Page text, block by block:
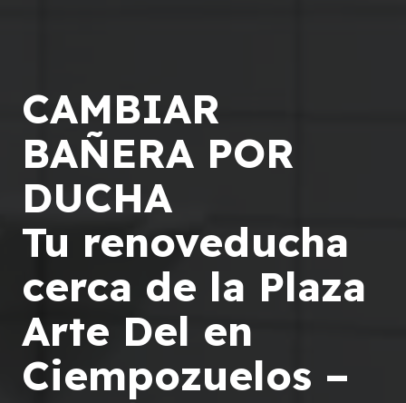
CAMBIAR
BAÑERA POR
DUCHA
Tu renoveducha
cerca de la Plaza
Arte Del en
Ciempozuelos –